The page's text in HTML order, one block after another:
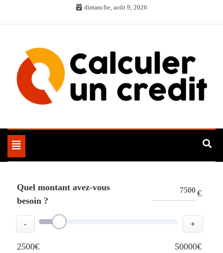
dimanche, août 9, 2026
Toggle
navigation
Quel montant avez-vous
besoin ?
€
- +
2500€ 50000€